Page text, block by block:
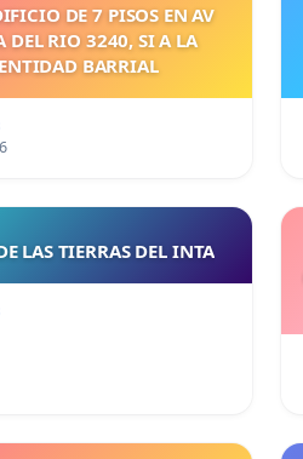
DE 7 PISOS EN AV
DEL RIO 3240, SI A LA
BARRIAL
LAS TIERRAS DEL INTA